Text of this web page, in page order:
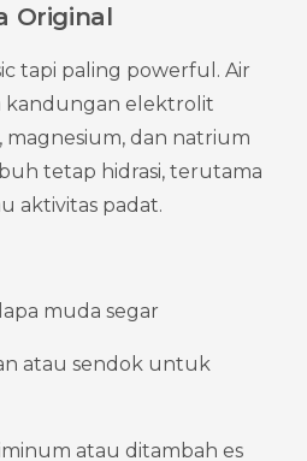
Original
tapi paling powerful. Air
kandungan elektrolit
magnesium, dan natrium
tetap hidrasi, terutama
aktivitas padat.
muda segar
atau sendok untuk
atau ditambah es